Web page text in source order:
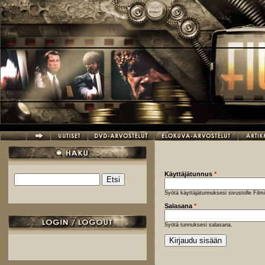
Hyppää pääsisältöön
Hakulomake
Käyttäjätunnus *
Syötä käyttäjätunnuksesi sivustolle
Salasana *
Syötä tunnuksesi salasana.